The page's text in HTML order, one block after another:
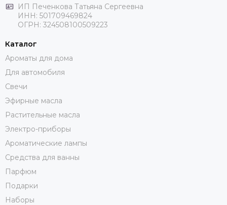
ИП Печенкова Татьяна Сергеевна
ИНН: 501709469824
ОГРН: 324508100509223
Каталог
Ароматы для дома
Для автомобиля
Свечи
Эфирные масла
Растительные масла
Электро-приборы
Ароматические лампы
Средства для ванны
Парфюм
Подарки
Наборы